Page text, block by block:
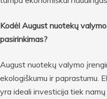
Kodėl August nuotekų
pasirinkimas?
August nuotekų valymo
ekologiškumu ir paprastumu.
yra ideali investicija tiek